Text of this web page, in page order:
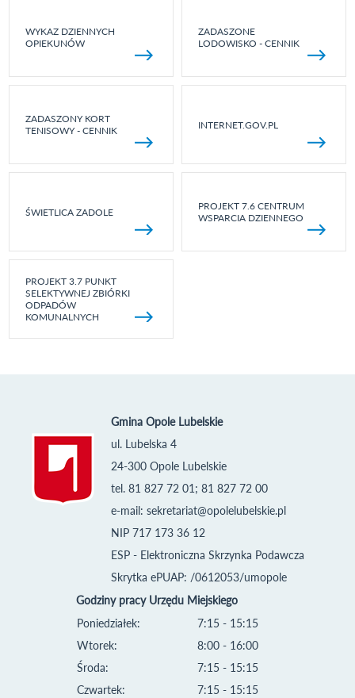
WYKAZ DZIENNYCH
OPIEKUNÓW
ZADASZONE
LODOWISKO - CENNIK
ZADASZONY KORT
TENISOWY - CENNIK
INTERNET.GOV.PL
ŚWIETLICA ZADOLE
PROJEKT 7.6 CENTRUM
WSPARCIA DZIENNEGO
PROJEKT 3.7 PUNKT
SELEKTYWNEJ ZBIÓRKI
ODPADÓW
KOMUNALNYCH
Gmina Opole Lubelskie
ul. Lubelska 4
24-300 Opole Lubelskie
tel. 81 827 72 01; 81 827 72 00
e-mail: sekretariat@opolelubelskie.pl
NIP 717 173 36 12
ESP - Elektroniczna Skrzynka Podawcza
Skrytka ePUAP: /0612053/umopole
Godziny pracy Urzędu Miejskiego
Poniedziałek:
Wtorek:
Środa:
Czwartek:
7:15 - 15:15
8:00 - 16:00
7:15 - 15:15
7:15 - 15:15